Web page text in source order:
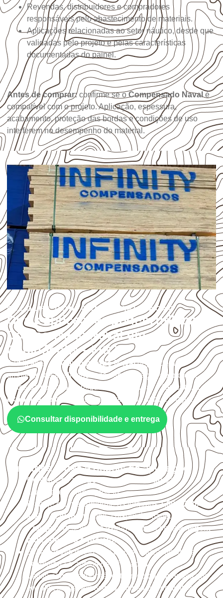
Revendas, distribuidores e compradores
responsáveis pelo abastecimento de materiais.
Aplicações relacionadas ao setor náutico, desde que
validadas pelo projeto e pelas características
documentadas do painel.
Antes de comprar:confirme se oCompensado Navalé
compatível com o projeto. Aplicação, espessura,
acabamento, proteção das bordas e condições de uso
interferem no desempenho do material.
ESCOLHA CONFORME A APLICAÇÃO
Quais aplicações podem utilizar
Compensado Naval em
Capinópolis – MG?
A utilização do Compensado Navaldepende do
ambiente, da finalidade e da especificação do projeto.
Antes da cotação, verifique a
espessura, o formato, a
exposição e o acabamento
previstos para a chapa.
Consultar disponibilidade e entrega
Cuidados antes e depois da aplicação
Confirme se a espessura e o formatosão
compatíveis com o projeto.
Planeje o corte conforme os formatos1,60 × 2,20 m e
1,60 × 2,50 m, sujeitos à disponibilidade.
Proteja cortes, furos e extremidades com aselagem
indicada para o projeto.
Evite contato direto com o solo, chuva, umidade
acumulada e apoios desnivelados.
Valide com o responsável técnico qualquer uso que
envolva carga, exposição intensa ou requisitos